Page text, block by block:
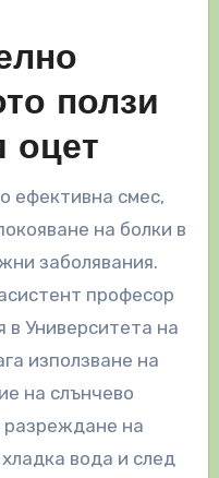
ползи
оцет
ефективна смес,
на болки в
заболявания.
професор
в Университета на
използване на
на слънчево
разреждане на
вода и след